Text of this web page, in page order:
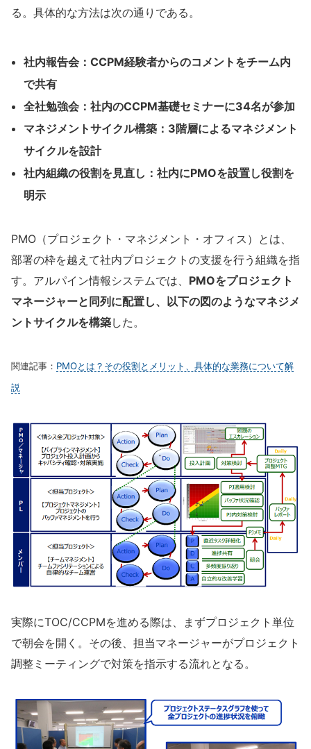
る。具体的な方法は次の通りである。
社内報告会：CCPM経験者からのコメントをチーム内
で共有
全社勉強会：社内のCCPM基礎セミナーに34名が参加
マネジメントサイクル構築：3階層によるマネジメント
サイクルを設計
社内組織の役割を見直し：社内にPMOを設置し役割を
明示
PMO（プロジェクト・マネジメント・オフィス）とは、
部署の枠を越えて社内プロジェクトの支援を行う組織を指
す。アルパイン情報システムでは、 PMOをプロジェクト
マネージャーと同列に配置し、以下の図のようなマネジメ
ントサイクルを構築した。
関連記事： PMOとは？その役割とメリット、具体的な業務について解
説
実際にTOC/CCPMを進める際は、まずプロジェクト単位
で朝会を開く。その後、担当マネージャーがプロジェクト
調整ミーティングで対策を指示する流れとなる。